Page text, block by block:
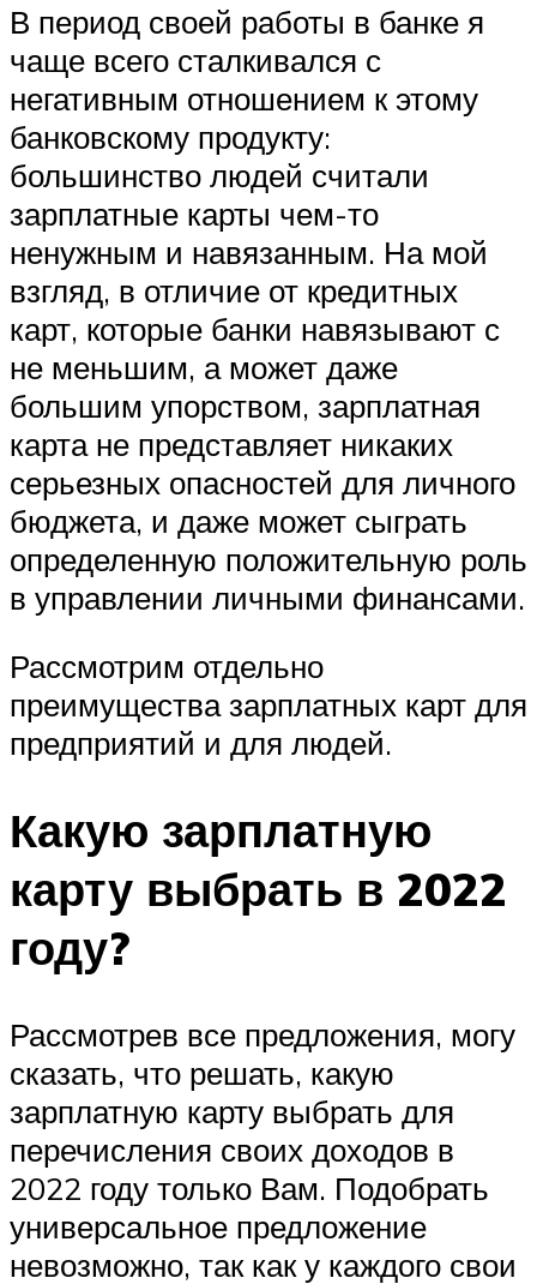
В период своей работы в банке я
чаще всего сталкивался с
негативным отношением к этому
банковскому продукту:
большинство людей считали
зарплатные карты чем-то
ненужным и навязанным. На мой
взгляд, в отличие от кредитных
карт, которые банки навязывают с
не меньшим, а может даже
большим упорством, зарплатная
карта не представляет никаких
серьезных опасностей для личного
бюджета, и даже может сыграть
определенную положительную роль
в управлении личными финансами.
Рассмотрим отдельно
преимущества зарплатных карт для
предприятий и для людей.
Какую зарплатную
карту выбрать в 2022
году?
Рассмотрев все предложения, могу
сказать, что решать, какую
зарплатную карту выбрать для
перечисления своих доходов в
2022 году только Вам. Подобрать
универсальное предложение
невозможно, так как у каждого свои